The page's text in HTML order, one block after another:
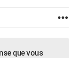
que vous